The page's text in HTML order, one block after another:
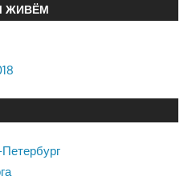
ЖИВЁМ